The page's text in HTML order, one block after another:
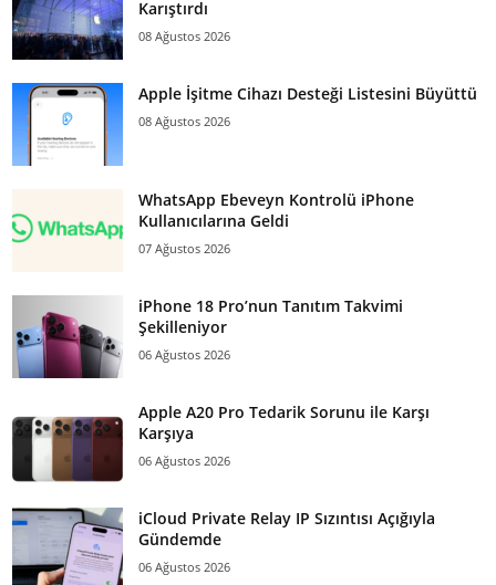
Karıştırdı
08 Ağustos 2026
Apple İşitme Cihazı Desteği Listesini Büyüttü
08 Ağustos 2026
WhatsApp Ebeveyn Kontrolü iPhone
Kullanıcılarına Geldi
07 Ağustos 2026
iPhone 18 Pro’nun Tanıtım Takvimi
Şekilleniyor
06 Ağustos 2026
Apple A20 Pro Tedarik Sorunu ile Karşı
Karşıya
06 Ağustos 2026
iCloud Private Relay IP Sızıntısı Açığıyla
Gündemde
06 Ağustos 2026